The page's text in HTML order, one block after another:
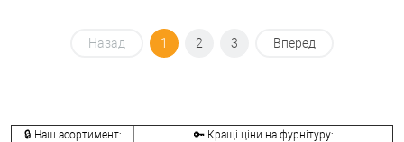
Назад 1 2 3 Вперед
🔒 Наш асортимент:
🔑 Кращі ціни на фурнітуру: